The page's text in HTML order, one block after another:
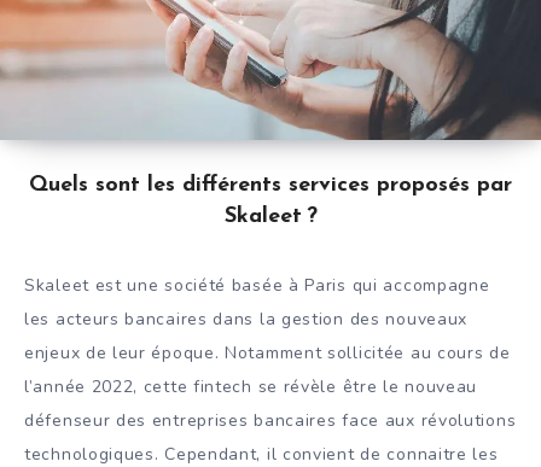
Quels sont les différents services proposés par
Skaleet ?
Skaleet est une société basée à Paris qui accompagne
les acteurs bancaires dans la gestion des nouveaux
enjeux de leur époque. Notamment sollicitée au cours de
l’année 2022, cette fintech se révèle être le nouveau
défenseur des entreprises bancaires face aux révolutions
technologiques. Cependant, il convient de connaitre les